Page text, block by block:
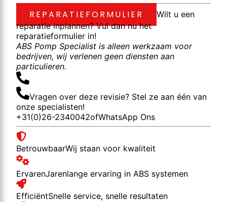
REPARATIEFORMULIER
Wilt u een
reparatie inplannen? Vul dan nu het
reparatieformulier in!
ABS Pomp Specialist is alleen werkzaam voor
bedrijven, wij verlenen geen diensten aan
particulieren.
Vragen over deze revisie? Stel ze aan één van
onze specialisten!
+31(0)26-2340042ofWhatsApp Ons
BetrouwbaarWij staan voor kwaliteit
ErvarenJarenlange ervaring in ABS systemen
EfficiëntSnelle service, snelle resultaten